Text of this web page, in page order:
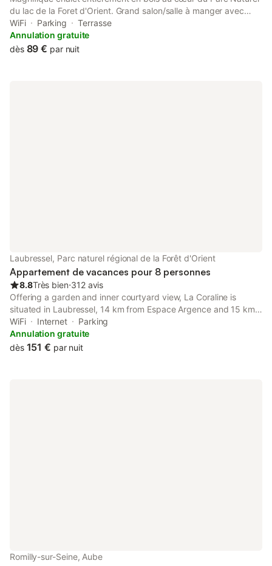
du lac de la Foret d'Orient. Grand salon/salle à manger avec
grand baie vitrée sur terrasse et salon de jardin. En hiver le
poêle agrémentera vos soirées. De nombreuse activités sont
disponible : Golf, équitation, Vélo, randonnées, voile.... Le chalet
WiFi Parking
Terrasse
Annulation gratuite
dès 89 € par nuit
Laubressel, Parc naturel régional de la Forêt d'Orient
Appartement de vacances pour 8 personnes
8.8Très bien⋅312 avis
Offering a garden and inner courtyard view, La Coraline is
situated in Laubressel, 14 km from Espace Argence and 15 km
from Troyes Train Station. This property offers access to a
terrace and free private parking.
WiFi Internet
Parking
Annulation gratuite
dès 151 € par nuit
Romilly-sur-Seine, Aube